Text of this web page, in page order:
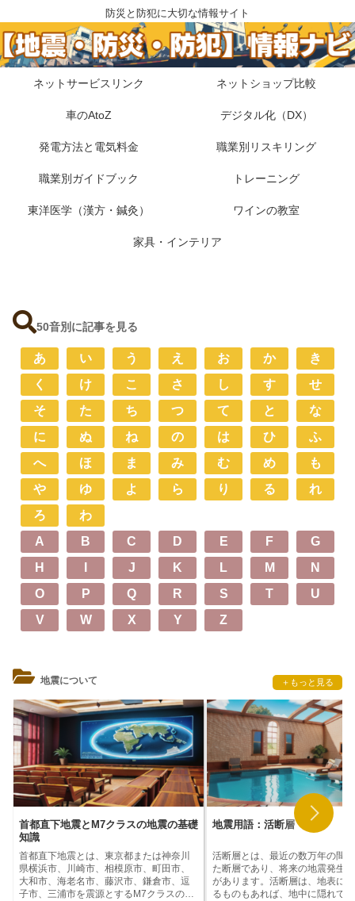
防災と防犯に大切な情報サイト
ネットサービスリンク ネットショップ比較
車のAtoZ デジタル化（DX）
発電方法と電気料金 職業別リスキリング
職業別ガイドブック トレーニング
東洋医学（漢方・鍼灸） ワインの教室
家具・インテリア
50音別に記事を見る
あ い う え お か
き
く
け こ さ し す
せ
そ
た ち つ て と
な
に
ぬ ね の は ひ
ふ
へ
ほ ま み む め
も
や
ゆ よ ら り る
れ
ろ
わ
A
B C D E F
G
H
J K L M
N
O
P Q R S T
U
V
W X Y Z
地震について ＋もっと見る
首都直下地震とM7クラスの地震の基礎
知識
首都直下地震とは、東京都または神奈川
県横浜市、川崎市、相模原市、町田市、
大和市、海老名市、藤沢市、鎌倉市、逗
子市、三浦市を震源とするM7クラスの地
地震用語：活断層
活断層とは、最近の数万年の間
た断層であり、将来の地震発生
があります。活断層は、地表に
るものもあれば、地中に隠れて